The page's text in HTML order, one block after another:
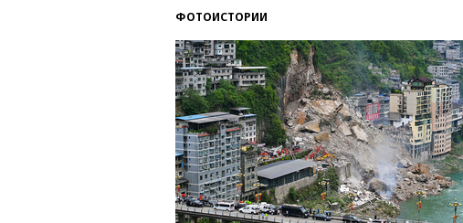
ФОТОИСТОРИИ